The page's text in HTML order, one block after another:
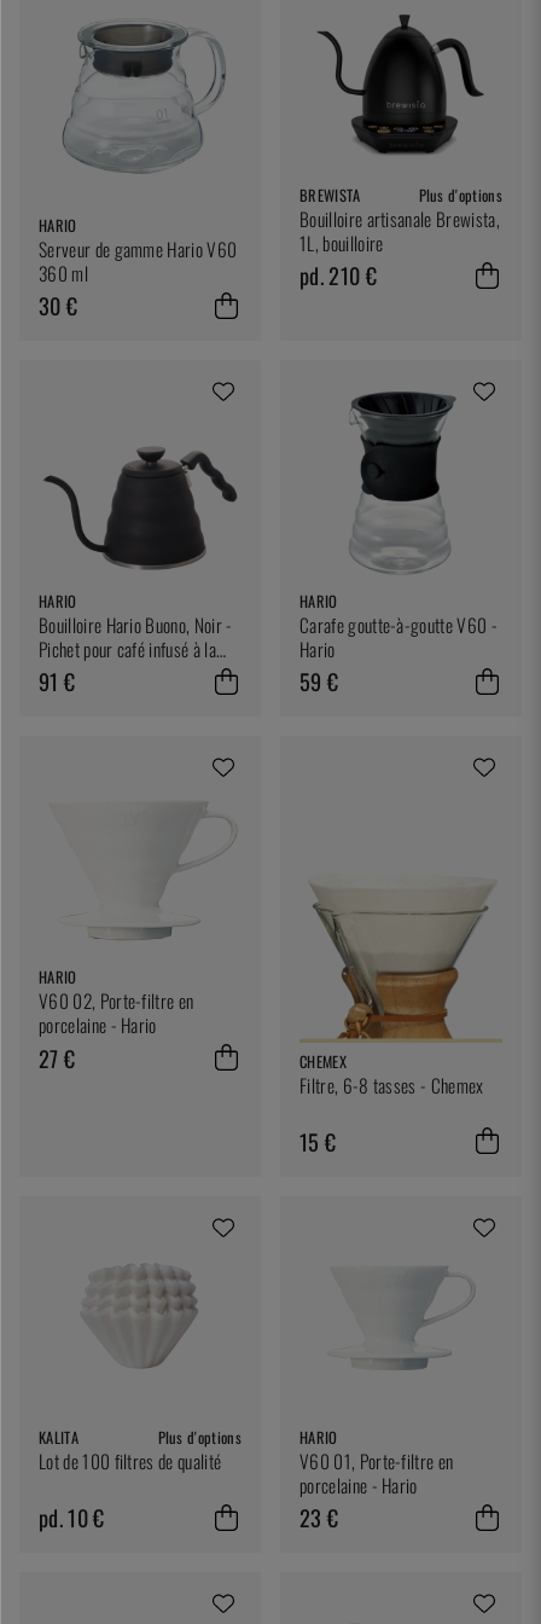
HARIO
Serveur de gamme Hario V60
360 ml
30 €
BREWISTA Plus d'options
Bouilloire artisanale Brewista,
1L, bouilloire
pd. 210 €
HARIO
Bouilloire Hario Buono, Noir -
Pichet pour café infusé à la
main
91 €
HARIO
Carafe goutte-à-goutte V60 -
Hario
59 €
HARIO
V60 02, Porte-filtre en
porcelaine - Hario
27 € CHEMEX
Filtre, 6-8 tasses - Chemex
15 €
KALITA Plus d'options
Lot de 100 filtres de qualité
pd. 10 €
HARIO
V60 01, Porte-filtre en
porcelaine - Hario
23 €